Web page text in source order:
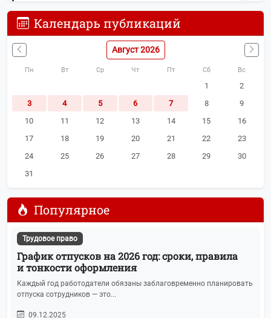
ЕГРЮЛ и ЕГРИП
IT-новости
Машиночитаемые доверенности 17
АУСН 15
Календарь отчетности 14
Транспортный налог
ЭДО
Календарь публикаций
Август 2026
Пн Вт Ср Чт Пт Сб Вс
1
2
3
4 5 6 7 8
9
10
11 12 13 14 15
16
17
18 19 20 21 22
23
24
25 26 27 28 29
30
31
Популярное
Трудовое право
График отпусков на 2026 год: сроки, правила
и тонкости оформления
Каждый год работодатели обязаны заблаговременно планировать
отпуска сотрудников — это...
09.12.2025